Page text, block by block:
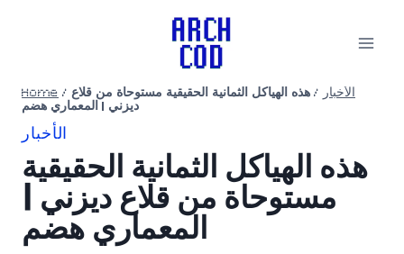
Home / الأخبار / هذه الهياكل الثمانية الحقيقية مستوحاة من قلاع
ديزني | المعماري هضم
الأخبار
هذه الهياكل الثمانية الحقيقية
مستوحاة من قلاع ديزني |
المعماري هضم